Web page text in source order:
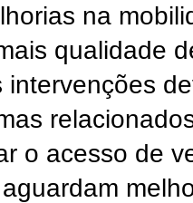
na
qualidade
intervenções
o acesso de